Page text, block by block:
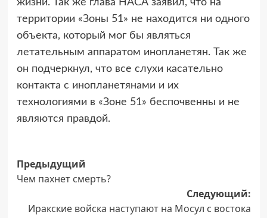
жизни. Так же глава НАСА заявил, что на
территории «Зоны 51» не находится ни одного
объекта, который мог бы являться
летательным аппаратом инопланетян. Так же
он подчеркнул, что все слухи касательно
контакта с инопланетянами и их
технологиями в «Зоне 51» беспочвенны и не
являются правдой.
Навигация
записи
Предыдущий
Чем пахнет смерть?
Следующий:
Иракские войска наступают на Мосул с востока